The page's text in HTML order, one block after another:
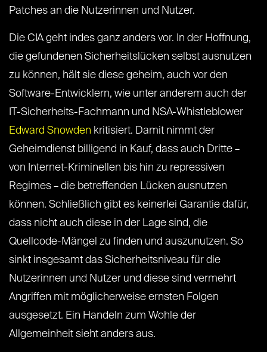
Patches an die Nutzerinnen und Nutzer.
Die CIA geht indes ganz anders vor. In der Hoffnung,
die gefundenen Sicherheitslücken selbst ausnutzen
zu können, hält sie diese geheim, auch vor den
Software-Entwicklern, wie unter anderem auch der
IT-Sicherheits-Fachmann und NSA-Whistleblower
Edward Snowden kritisiert. Damit nimmt der
Geheimdienst billigend in Kauf, dass auch Dritte –
von Internet-Kriminellen bis hin zu repressiven
Regimes – die betreffenden Lücken ausnutzen
können. Schließlich gibt es keinerlei Garantie dafür,
dass nicht auch diese in der Lage sind, die
Quellcode-Mängel zu finden und auszunutzen. So
sinkt insgesamt das Sicherheitsniveau für die
Nutzerinnen und Nutzer und diese sind vermehrt
Angriffen mit möglicherweise ernsten Folgen
ausgesetzt. Ein Handeln zum Wohle der
Allgemeinheit sieht anders aus.